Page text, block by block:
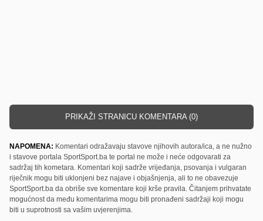
PRIKAŽI STRANICU KOMENTARA (0)
NAPOMENA: Komentari odražavaju stavove njihovih autora/ica, a ne nužno
i stavove portala SportSport.ba te portal ne može i neće odgovarati za
sadržaj tih kometara. Komentari koji sadrže vrijeđanja, psovanja i vulgaran
riječnik mogu biti uklonjeni bez najave i objašnjenja, ali to ne obavezuje
SportSport.ba da obriše sve komentare koji krše pravila. Čitanjem prihvatate
mogućnost da među komentarima mogu biti pronađeni sadržaji koji mogu
biti u suprotnosti sa vašim uvjerenjima.